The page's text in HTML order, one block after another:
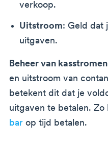
verkoop.
Uitstroom: Geld dat
uitgaven.
Beheer van kasstromen
en uitstroom van
betekent dit dat je
uitgaven te betalen.
bar op tijd betalen.